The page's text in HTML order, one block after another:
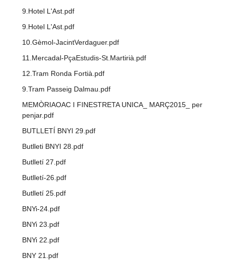
9.Hotel L'Ast.pdf
9.Hotel L'Ast.pdf
10.Gèmol-JacintVerdaguer.pdf
11.Mercadal-PçaEstudis-St.Martirià.pdf
12.Tram Ronda Fortià.pdf
9.Tram Passeig Dalmau.pdf
MEMÒRIAOAC I FINESTRETA UNICA_ MARÇ2015_ per
penjar.pdf
BUTLLETÍ BNYI 29.pdf
Butlleti BNYI 28.pdf
Butlletí 27.pdf
Butlletí-26.pdf
Butlletí 25.pdf
BNYi-24.pdf
BNYi 23.pdf
BNYi 22.pdf
BNY 21.pdf